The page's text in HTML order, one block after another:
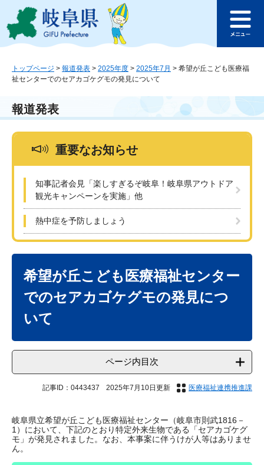
ジ
ュ
本
このページの本文へ
ュ
トップページ > 報道発表 > 2025年度 > 2025年7月 > 希望が丘こども医療福
祉センターでのセアカゴケグモの発見について
報道発表
重要なお知らせ
知事記者会見「楽しすぎるぞ岐阜！岐阜県アウトドア
観光キャンペーンを実施」他
熱中症を予防しましょう
希望が丘こども医療福祉センター
でのセアカゴケグモの発見につ
いて
ページ内目次
記事ID：0443437 2025年7月10日更新 医療福祉連携推進課
岐阜県立希望が丘こども医療福祉センター（岐阜市則武1816－
1）において、下記のとおり特定外来生物である「セアカゴケグ
モ」が発見されました。なお、本事案に伴うけが人等はありませ
ん。